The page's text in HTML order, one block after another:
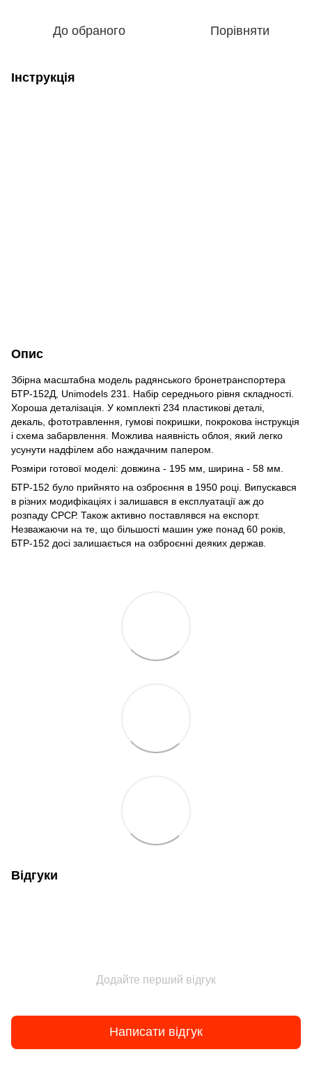
До обраного Порівняти
Інструкція
Опис
Збірна масштабна модель радянського бронетранспортера
БТР-152Д, Unimodels 231. Набір середнього рівня складності.
Хороша деталізація. У комплекті 234 пластикові деталі,
декаль, фототравлення, гумові покришки, покрокова інструкція
і схема забарвлення. Можлива наявність облоя, який легко
усунути надфілем або наждачним папером.
Розміри готової моделі: довжина - 195 мм, ширина - 58 мм.
БТР-152 було прийнято на озброєння в 1950 році. Випускався
в різних модифікаціях і залишався в експлуатації аж до
розпаду СРСР. Також активно поставлявся на експорт.
Незважаючи на те, що більшості машин уже понад 60 років,
БТР-152 досі залишається на озброєнні деяких держав.
Відгуки
Додайте перший відгук
Написати відгук